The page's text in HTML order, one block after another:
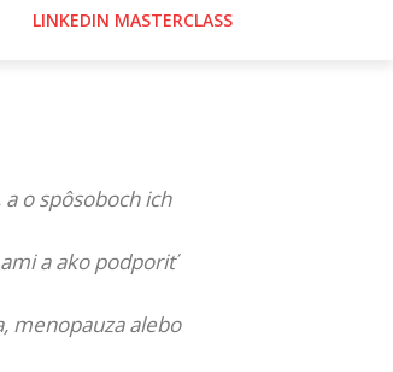
LINKEDIN MASTERCLASS
o spôsoboch ich
a ako podporiť
menopauza alebo